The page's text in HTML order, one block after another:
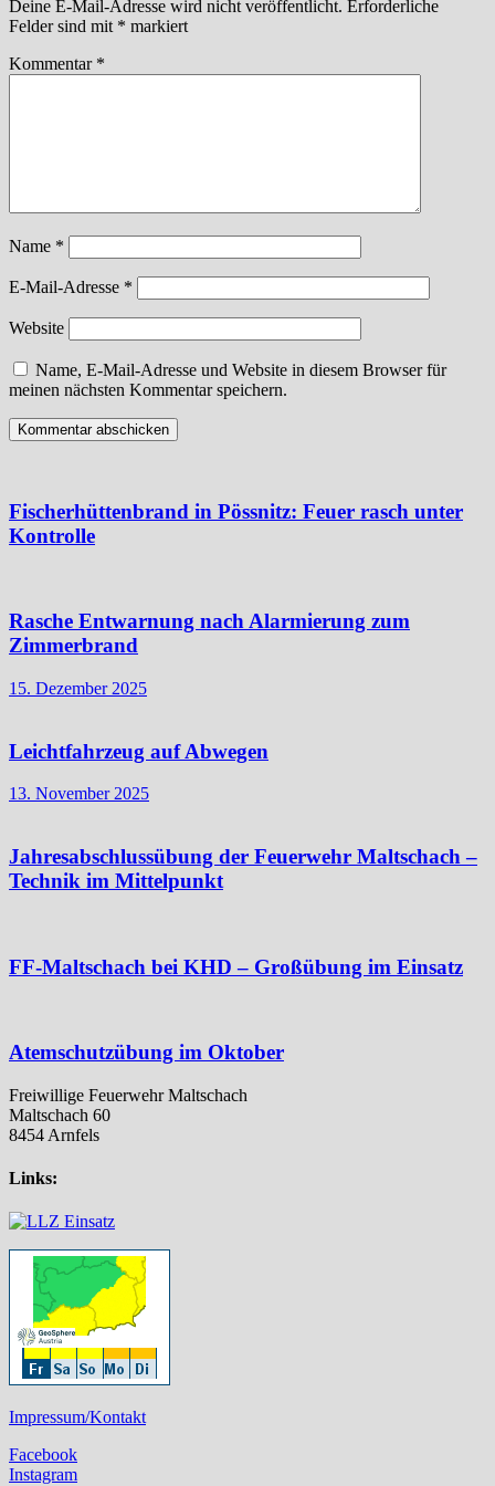
Deine E-Mail-Adresse wird nicht veröffentlicht. Erforderliche
Felder sind mit * markiert
Kommentar *
Name *
E-Mail-Adresse *
Website
Name, E-Mail-Adresse und Website in diesem Browser für
meinen nächsten Kommentar speichern.
Fischerhüttenbrand in Pössnitz: Feuer rasch unter
Kontrolle
Rasche Entwarnung nach Alarmierung zum
Zimmerbrand
15. Dezember 2025
Leichtfahrzeug auf Abwegen
13. November 2025
Jahresabschlussübung der Feuerwehr Maltschach –
Technik im Mittelpunkt
FF-Maltschach bei KHD – Großübung im Einsatz
Atemschutzübung im Oktober
Freiwillige Feuerwehr Maltschach
Maltschach 60
8454 Arnfels
Links:
Impressum/Kontakt
Facebook
Instagram